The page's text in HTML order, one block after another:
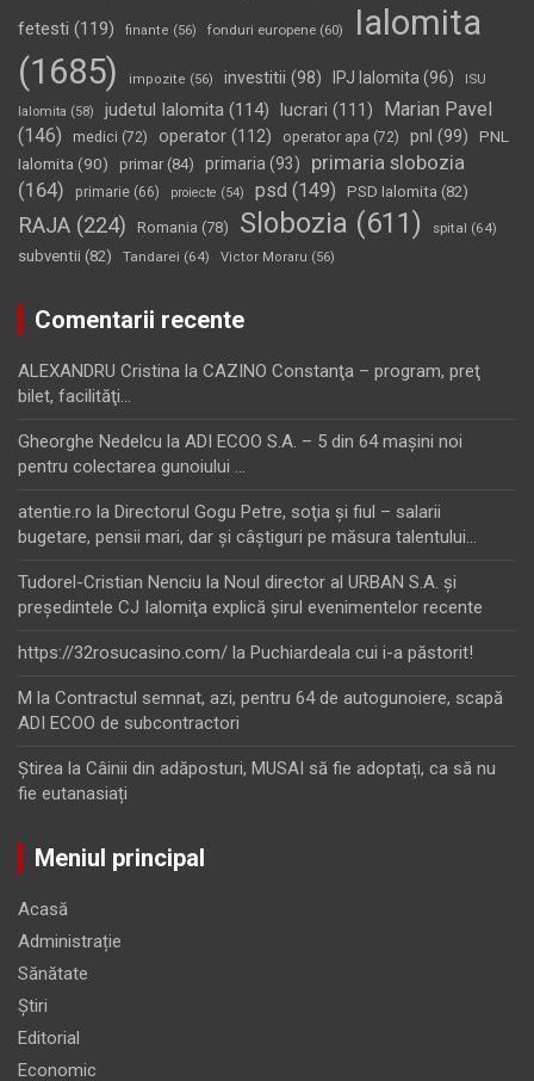
fetesti (119) finante (56) fonduri europene (60)
Ialomita
(1685)
impozite (56) investitii (98) IPJ Ialomita (96) ISU
Ialomita (58) judetul Ialomita (114) lucrari (111)
Marian Pavel
(146)
medici (72) operator (112) operator apa (72) pnl (99)
PNL
Ialomita (90) primar(84) primaria (93)
primaria slobozia
(164)
primarie (66) proiecte (54) psd (149) PSD Ialomita (82)
RAJA (224) Romania (78) Slobozia (611) spital (64)
subventii (82) Tandarei (64) Victor Moraru (56)
Comentarii recente
ALEXANDRU Cristina la CAZINO Constanţa – program, preţ
bilet, facilităţi…
Gheorghe Nedelcu la ADI ECOO S.A. – 5 din 64 maşini noi
pentru colectarea gunoiului …
atentie.ro la Directorul Gogu Petre, soţia şi fiul – salarii
bugetare, pensii mari, dar şi câştiguri pe măsura talentului…
Tudorel-Cristian Nenciu la Noul director al URBAN S.A. şi
preşedintele CJ Ialomiţa explică şirul evenimentelor recente
https://32rosucasino.com/ la Puchiardeala cui i-a păstorit!
M la Contractul semnat, azi, pentru 64 de autogunoiere, scapă
ADI ECOO de subcontractori
Ştirea la Câinii din adăposturi, MUSAI să fie adoptați, ca să nu
fie eutanasiați
Meniul principal
Acasă
Administrație
Sănătate
Știri
Editorial
Economic